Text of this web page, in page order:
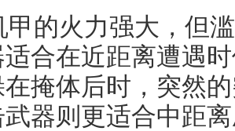
甲的火力强大，但
合在近距离遭遇
掩体后时，突然
器则更适合中距